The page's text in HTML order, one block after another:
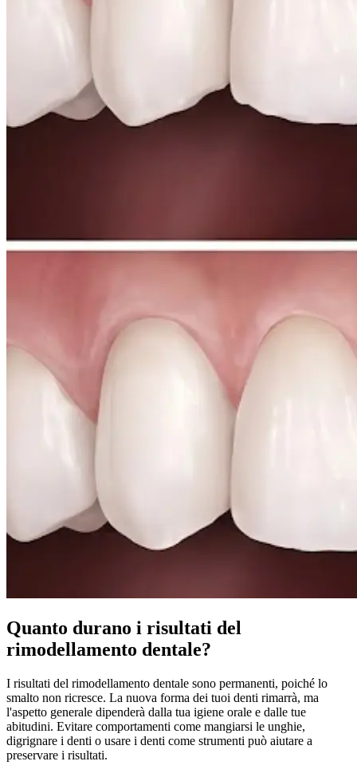
Quanto durano i risultati del
rimodellamento dentale?
I risultati del rimodellamento dentale sono permanenti, poiché lo
smalto non ricresce. La nuova forma dei tuoi denti rimarrà, ma
l'aspetto generale dipenderà dalla tua igiene orale e dalle tue
abitudini. Evitare comportamenti come mangiarsi le unghie,
digrignare i denti o usare i denti come strumenti può aiutare a
preservare i risultati.